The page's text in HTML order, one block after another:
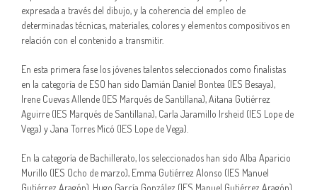
expresada a través del dibujo, y la coherencia del empleo de
determinadas técnicas, materiales, colores y elementos compositivos en
relación con el contenido a transmitir.
En esta primera fase los jóvenes talentos seleccionados como finalistas
en la categoría de ESO han sido Damián Daniel Bontea (IES Besaya),
Irene Cuevas Allende (IES Marqués de Santillana), Aitana Gutiérrez
Aguirre (IES Marqués de Santillana), Carla Jaramillo Irsheid (IES Lope de
Vega) y Jana Torres Micó (IES Lope de Vega).
En la categoría de Bachillerato, los seleccionados han sido Alba Aparicio
Murillo (IES Ocho de marzo), Emma Gutiérrez Alonso (IES Manuel
Gutiérrez Aragón), Hugo García González (IES Manuel Gutiérrez Aragón),